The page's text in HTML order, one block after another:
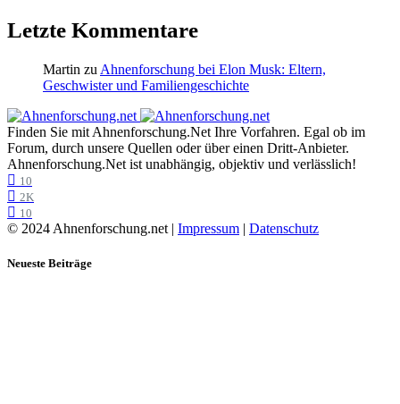
Letzte Kommentare
Martin zu Ahnenforschung bei Elon Musk: Eltern,
Geschwister und Familiengeschichte
Finden Sie mit Ahnenforschung.Net Ihre Vorfahren. Egal ob im
Forum, durch unsere Quellen oder über einen Dritt-Anbieter.
Ahnenforschung.Net ist unabhängig, objektiv und verlässlich!
10
2K
10
© 2024 Ahnenforschung.net | Impressum | Datenschutz
Neueste Beiträge